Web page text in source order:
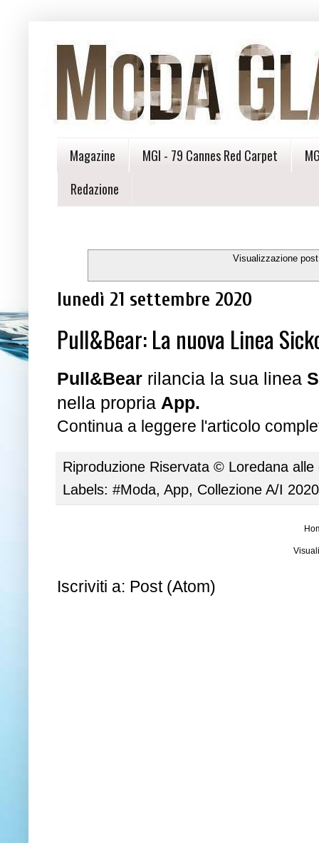
Magazine MGI - 79 Cannes Red Carpet
Redazione
Visualizzazione
lunedì 21 settembre 2020
Pull&Bear: La nuova Linea
Pull&Bear rilancia la sua linea
nella propria App.
Continua a leggere l'articolo
Riproduzione Riservata © Loredana
Labels: #Moda, App, Collezione A/I
Iscriviti a: Post (Atom)